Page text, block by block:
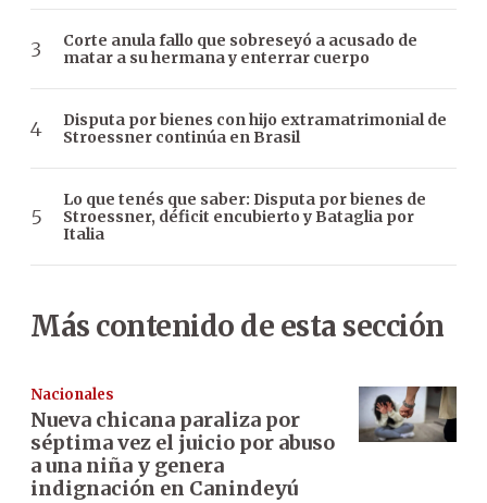
Corte anula fallo que sobreseyó a acusado de
matar a su hermana y enterrar cuerpo
Disputa por bienes con hijo extramatrimonial de
Stroessner continúa en Brasil
Lo que tenés que saber: Disputa por bienes de
Stroessner, déficit encubierto y Bataglia por
Italia
Más contenido de esta sección
Nacionales
Nueva chicana paraliza por
séptima vez el juicio por abuso
a una niña y genera
indignación en Canindeyú